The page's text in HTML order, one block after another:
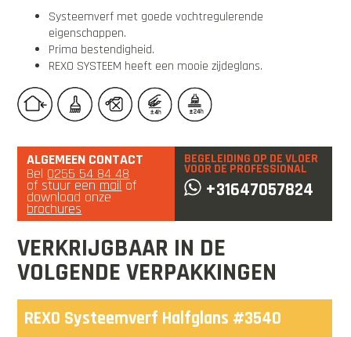
Systeemverf met goede vochtregulerende
eigenschappen.
Prima bestendigheid.
REXO SYSTEEM heeft een mooie zijdeglans.
ALGEMEEN CONTACT
Bel 0255 54 84 48
of stuur eenmailof
download onze
brochures
BEGELEIDING OP DE VLOER
VOOR DE PROFESSIONAL
+31647057824
VERKRIJGBAAR IN DE
VOLGENDE VERPAKKINGEN
REXO Systeemverf Halfglans #3540